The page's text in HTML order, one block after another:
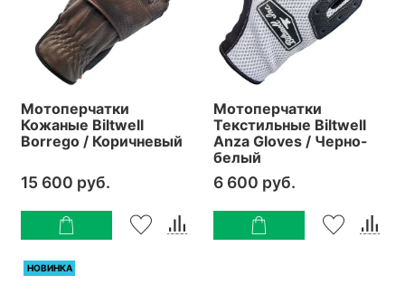
Мотоперчатки
Кожаные Biltwell
Borrego / Коричневый
15 600 руб.
Мотоперчатки
Текстильные Biltwell
Anza Gloves / Черно-
белый
6 600 руб.
НОВИНКА